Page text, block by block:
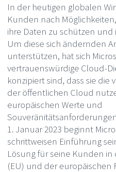
In der heutigen globalen
Kunden nach
ihre Daten zu schützen und
Um diese sich ändernden
unterstützen, hat sich
vertrauenswürdige Cloud-
konzipiert sind, dass sie die
der öffentlichen Cloud
europäischen Werte und
1. Januar 2023 beginnt
schrittweisen Einführung
Lösung für seine Kunden
(EU) und der europäischen